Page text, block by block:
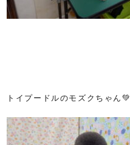
トイプードルのモズクちゃん💚